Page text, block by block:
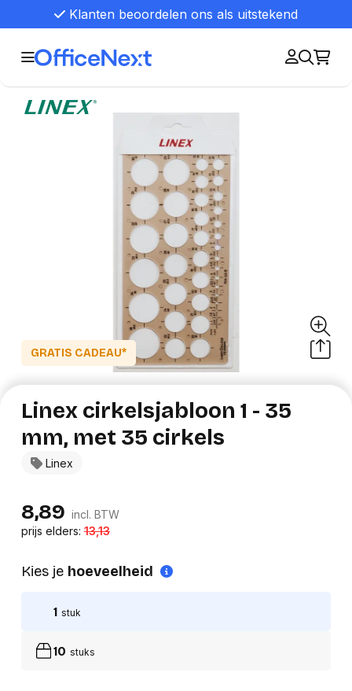
Klanten beoordelen ons als uitstekend
GRATIS CADEAU*
Linex
Linex cirkelsjabloon 1 - 35
mm, met 35 cirkels
8,89 incl. BTW
prijs elders:13,13
Kies je hoeveelheid
1 stuk
10 stuks